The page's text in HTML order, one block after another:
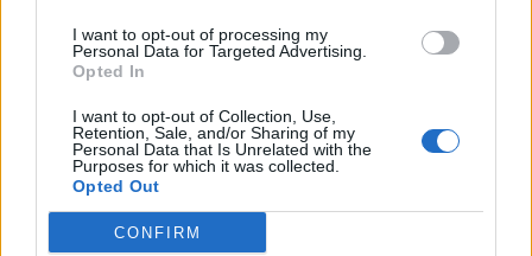
I want to opt-out of processing my
Personal Data for Targeted Advertising.
Opted In
I want to opt-out of Collection, Use,
Retention, Sale, and/or Sharing of my
Personal Data that Is Unrelated with the
Purposes for which it was collected.
Opted Out
CONFIRM
ΓΕΣ
ΓΕΣ: Κατάταξη επιτυχόντων στη Σχολή
Ημερομηνία κατάταξης είναι η 8η Σεπτεμβρίου
2026
6 ΑΥΓ. 2026, 11:27